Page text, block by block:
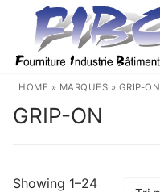
contenu
HOME » MARQUES » GRIP-ON
GRIP-ON
Showing 1–24